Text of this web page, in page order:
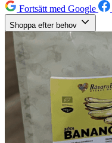
Fortsätt med Google
Shoppa efter behov